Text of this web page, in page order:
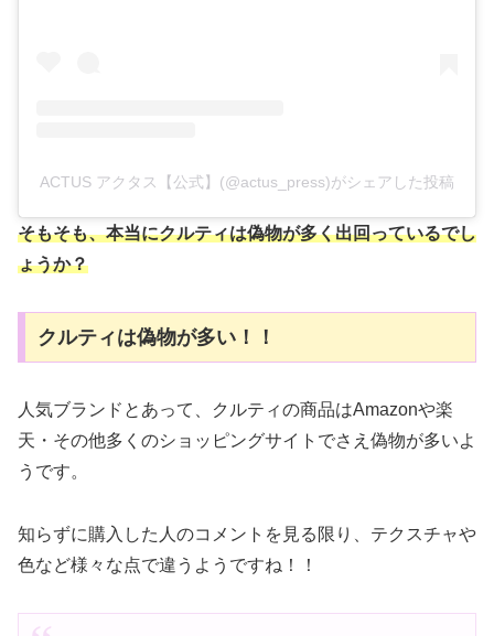
ACTUS アクタス【公式】(@actus_press)がシェアした投稿
そもそも、本当にクルティは偽物が多く出回っているでし
ょうか？
クルティは偽物が多い！！
人気ブランドとあって、クルティの商品はAmazonや楽
天・その他多くのショッピングサイトでさえ偽物が多いよ
うです。
知らずに購入した人のコメントを見る限り、テクスチャや
色など様々な点で違うようですね！！